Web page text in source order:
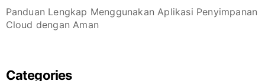
Panduan Lengkap Menggunakan Aplikasi Penyimpanan
Cloud dengan Aman
Categories